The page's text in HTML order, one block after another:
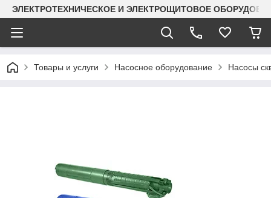
ЭЛЕКТРОТЕХНИЧЕСКОЕ И ЭЛЕКТРОЩИТОВОЕ
Товары и услуги Насосное оборудование Насосы